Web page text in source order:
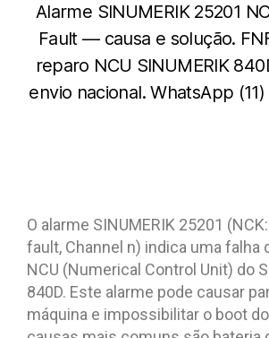
Alarme SINUMERIK 25201
Fault — causa e solução.
reparo NCU SINUMERIK
envio nacional. WhatsApp
O alarme SINUMERIK 25201
fault, Channel n) indica uma falha
NCU (Numerical Control Unit) do
840D. Este alarme pode causar
máquina e impossibilitar o boot